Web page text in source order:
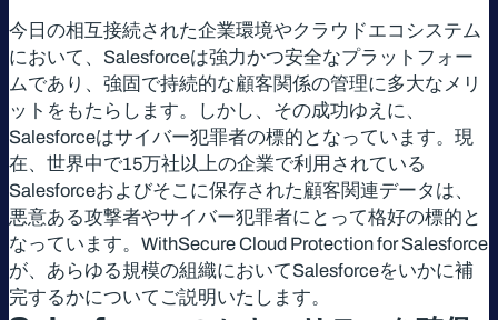
今日の相互接続された企業環境やクラウドエコシステム
において、Salesforceは強力かつ安全なプラットフォー
ムであり、強固で持続的な顧客関係の管理に多大なメリ
ットをもたらします。しかし、その成功ゆえに、
Salesforceはサイバー犯罪者の標的となっています。現
在、世界中で15万社以上の企業で利用されている
Salesforceおよびそこに保存された顧客関連データは、
悪意ある攻撃者やサイバー犯罪者にとって格好の標的と
なっています。WithSecure Cloud Protection for Salesforce
が、あらゆる規模の組織においてSalesforceをいかに補
完するかについてご説明いたします。